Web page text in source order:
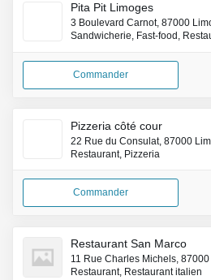
Pita Pit Limoges
3 Boulevard Carnot, 87000
Sandwicherie, Fast-food,
Commander
Pizzeria côté cour
22 Rue du Consulat, 87000
Restaurant, Pizzeria
Commander
Restaurant San Marco
11 Rue Charles Michels,
Restaurant, Restaurant italien